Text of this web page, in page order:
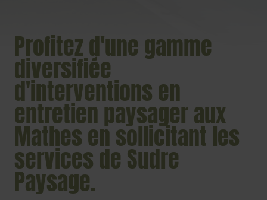
Profitez d'une gamme
diversifiée
d'interventions en
entretien paysager aux
Mathes en sollicitant les
services de Sudre
Paysage.